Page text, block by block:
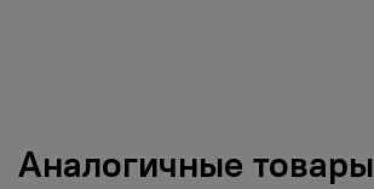
Аналогичные товары